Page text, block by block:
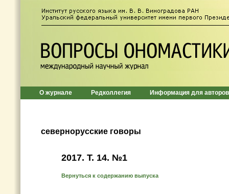
О журнале Редколлегия Информация для авторов
севернорусские говоры
2017. T. 14. №1
Вернуться к содержанию выпуска